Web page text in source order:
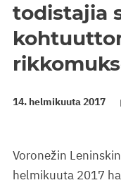
todistajia
14. helmikuuta 2017
Voronežin
helmikuuta 2017